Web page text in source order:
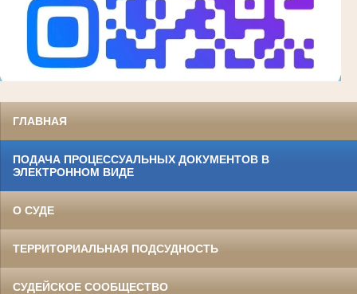
ГЛАВНАЯ
ПОДАЧА ПРОЦЕССУАЛЬНЫХ ДОКУМЕНТОВ В
ЭЛЕКТРОННОМ ВИДЕ
О СУДЕ
ТЕРРИТОРИАЛЬНАЯ ПОДСУДНОСТЬ
СУДЕЙСКОЕ СООБЩЕСТВО